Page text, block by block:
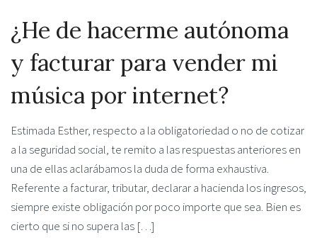
¿He de hacerme autónoma
y facturar para vender mi
música por internet?
Estimada Esther, respecto a la obligatoriedad o no de cotizar
a la seguridad social, te remito a las respuestas anteriores en
una de ellas aclarábamos la duda de forma exhaustiva.
Referente a facturar, tributar, declarar a hacienda los ingresos,
siempre existe obligación por poco importe que sea. Bien es
cierto que si no supera las […]